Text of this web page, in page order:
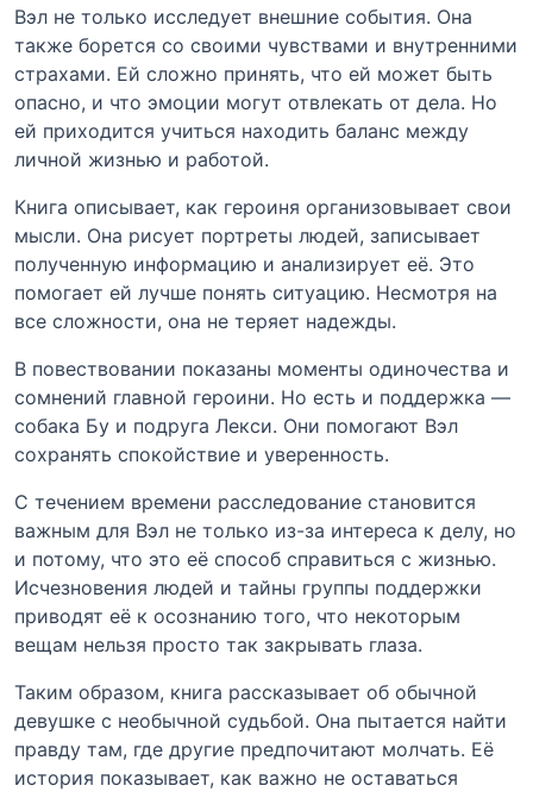
Вэл не только исследует внешние события. Она
также борется со своими чувствами и внутренними
страхами. Ей сложно принять, что ей может быть
опасно, и что эмоции могут отвлекать от дела. Но
ей приходится учиться находить баланс между
личной жизнью и работой.
Книга описывает, как героиня организовывает свои
мысли. Она рисует портреты людей, записывает
полученную информацию и анализирует её. Это
помогает ей лучше понять ситуацию. Несмотря на
все сложности, она не теряет надежды.
В повествовании показаны моменты одиночества и
сомнений главной героини. Но есть и поддержка —
собака Бу и подруга Лекси. Они помогают Вэл
сохранять спокойствие и уверенность.
С течением времени расследование становится
важным для Вэл не только из-за интереса к делу, но
и потому, что это её способ справиться с жизнью.
Исчезновения людей и тайны группы поддержки
приводят её к осознанию того, что некоторым
вещам нельзя просто так закрывать глаза.
Таким образом, книга рассказывает об обычной
девушке с необычной судьбой. Она пытается найти
правду там, где другие предпочитают молчать. Её
история показывает, как важно не оставаться